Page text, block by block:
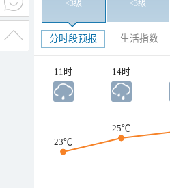
<3级 <3级
分时段预报 生活指数
11时 14时
23℃
25℃